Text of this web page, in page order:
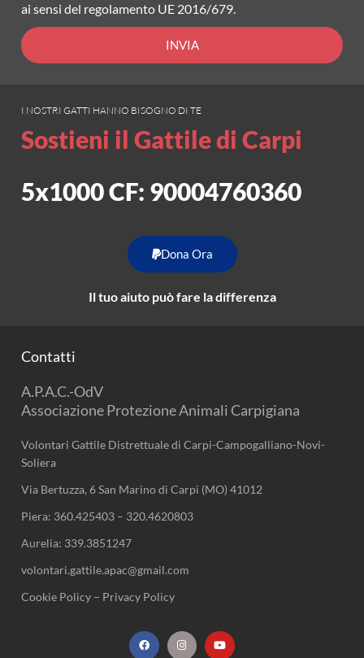
ai sensi del regolamento UE 2016/679.
INVIA
I NOSTRI GATTI HANNO BISOGNO DI TE
Sostieni il Gattile di Carpi
5x1000 CF: 90004760360
Dona Ora
Il tuo aiuto può fare la differenza
Contatti
A.P.A.C.-OdV
Associazione Protezione Animali Carpigiana
Volontari Gattile Distrettuale di Carpi-Campogalliano-Novi-
Soliera
Via Bertuzza, 6 San Marino di Carpi (MO) 41012
Piera: 360.425403 – 320.4620803
Aurelia: 339.3851247
volontari.gattile.apac@gmail.com
Cookie Policy – Privacy Policy
F
a
I
n
Y
o